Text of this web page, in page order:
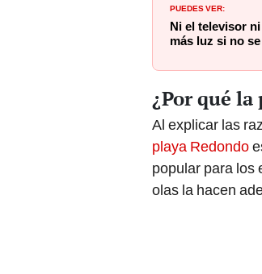
PUEDES VER:
Ni el televisor
más luz si no
¿Por qué la
Al explicar las
playa Redondo
popular para los
olas la hacen